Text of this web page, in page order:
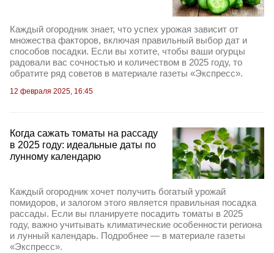
Каждый огородник знает, что успех урожая зависит от
множества факторов, включая правильный выбор дат и
способов посадки. Если вы хотите, чтобы ваши огурцы
радовали вас сочностью и количеством в 2025 году, то
обратите ряд советов в материале газеты «Экспресс».
12 февраля 2025, 16:45
Когда сажать томаты на рассаду
в 2025 году: идеальные даты по
лунному календарю
Каждый огородник хочет получить богатый урожай
помидоров, и залогом этого является правильная посадка
рассады. Если вы планируете посадить томаты в 2025
году, важно учитывать климатические особенности региона
и лунный календарь. Подробнее — в материале газеты
«Экспресс».